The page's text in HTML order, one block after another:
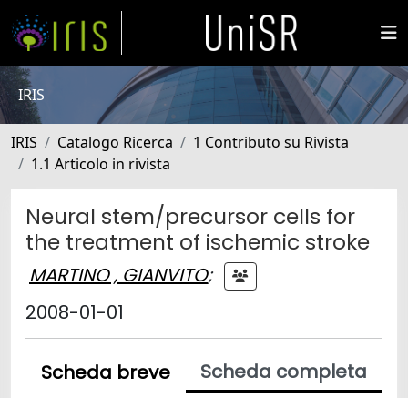
IRIS
IRIS Catalogo Ricerca
1 Contributo su Rivista
1.1 Articolo in rivista
Neural stem/precursor cells for
the treatment of ischemic stroke
MARTINO , GIANVITO;
2008-01-01
Scheda breve
Scheda completa